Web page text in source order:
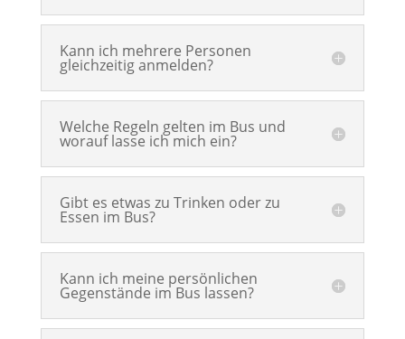
Kann ich mehrere Personen
gleichzeitig anmelden?
Welche Regeln gelten im Bus und
worauf lasse ich mich ein?
Gibt es etwas zu Trinken oder zu
Essen im Bus?
Kann ich meine persönlichen
Gegenstände im Bus lassen?